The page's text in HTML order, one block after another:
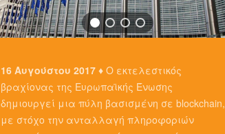
16 Αυγούστου 2017 ♦ Ο εκτελεστικός
βραχίονας της Ευρωπαϊκής Ένωσης
δημιουργεί μια πύλη βασισμένη σε blockchain,
με στόχο την ανταλλαγή πληροφοριών